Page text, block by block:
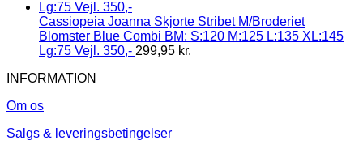
Cassiopeia Joanna Skjorte Stribet M/Broderiet
Blomster Blue Combi BM: S:120 M:125 L:135 XL:145
Lg:75 Vejl. 350,- 299,95 kr.
INFORMATION
Om os
Salgs & leveringsbetingelser